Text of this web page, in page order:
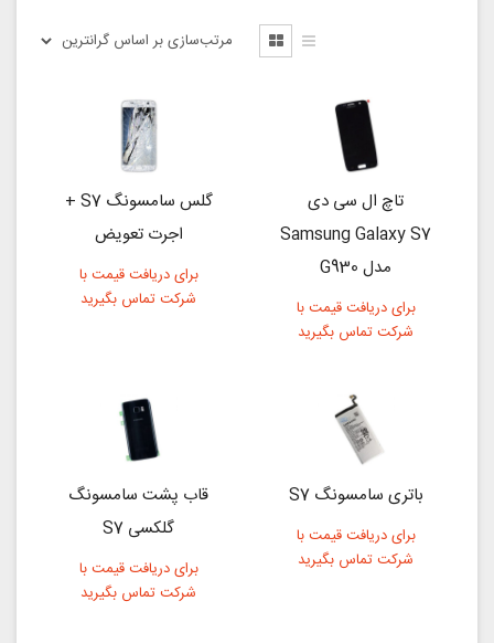
تاچ ال سی دی
Samsung Galaxy S7
مدل G930
برای دریافت قیمت با
شرکت تماس بگیرید
گلس سامسونگ S7 +
اجرت تعویض
برای دریافت قیمت با
شرکت تماس بگیرید
باتری سامسونگ S7
برای دریافت قیمت با
شرکت تماس بگیرید
قاب پشت سامسونگ
گلکسی S7
برای دریافت قیمت با
شرکت تماس بگیرید